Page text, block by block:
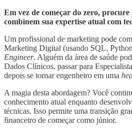
Em vez de começar do zero, procure
combinem sua expertise atual com
Um profissional de marketing pode
Marketing Digital (usando SQL,
Engineer. Alguém da área de saúde
Dados Clínicos, passar para
depois se tornar engenheiro em uma
A magia desta abordagem? Você
conhecimento atual enquanto
técnicas. Isso permite uma transição
financeiro de começar como júnior.